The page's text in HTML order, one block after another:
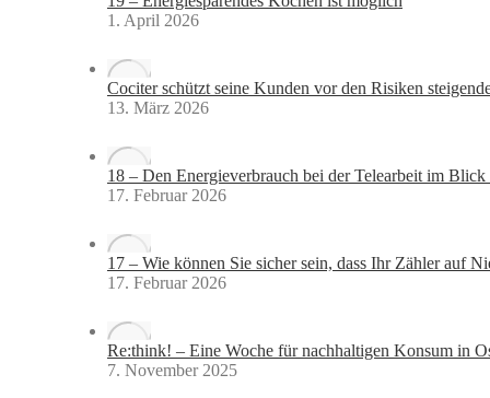
1. April 2026
Cociter schützt seine Kunden vor den Risiken
13. März 2026
18 – Den Energieverbrauch bei der Telearbeit im Blick
17. Februar 2026
17 – Wie können Sie sicher sein, dass Ihr Zähler auf
17. Februar 2026
Re:think! – Eine Woche für nachhaltigen Konsum in
7. November 2025